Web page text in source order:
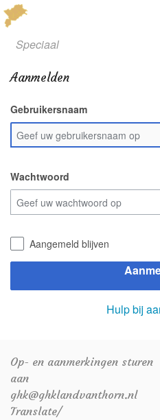
Menu
Publicaties
Dialect
Locaties
Kaarten
Overig
Verenigingsinfo
Speciaal
Aanmelden
Gebruikersnaam
Wachtwoord
Aangemeld blijven
Hulp bij
Op- en aanmerkingen sturen
aan
ghk@ghklandvanthorn.nl
Translate/